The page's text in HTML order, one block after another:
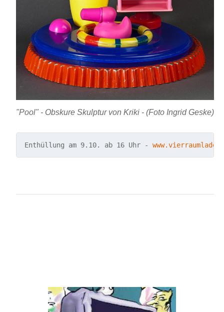
"Pool" - Obskure Skulptur von Kriki - (Foto Ingrid Geske)
Enthüllung am 9.10. ab 16 Uhr -